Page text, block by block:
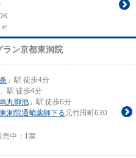
ラン京都東洞院
」駅 徒歩4分
」駅 徒歩4分
烏丸御池 」駅 徒歩6分
東洞院通蛸薬師下る元竹田町630
中： 1室